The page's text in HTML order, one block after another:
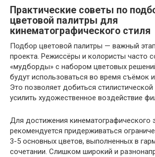
Практические советы по
цветовой палитры для
кинематографического стиля
Подбор цветовой палитры — важный
проекта. Режиссёры и колористы часто
«мудборды» с набором цветовых
будут использоваться во время съёмок
Это позволяет добиться
усилить художественное воздействие
Для достижения кинематографического
рекомендуется придерживаться
3-5 основных цветов, выполненных в
сочетании. Слишком широкий и